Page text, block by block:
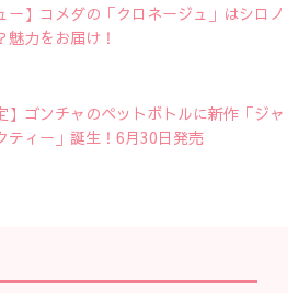
ー】コメダの「クロネージュ」はシロノ
魅力をお届け！
】ゴンチャのペットボトルに新作「ジャ
ティー」誕生！6月30日発売